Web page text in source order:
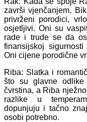
završi vjenčanjem.
privrženi porodici,
osjetljivi. Oni su
rade i trude se da
finansijskoj
Oni cijene porodične
Riba: Slatka i
što su glavne odlike
čvrstina, a Riba
razlike u
dopunjuju i tačno
osobi potrebno.